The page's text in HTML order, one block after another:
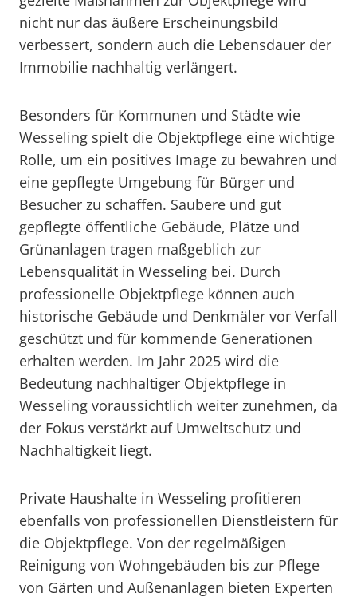
nicht nur das äußere Erscheinungsbild
verbessert, sondern auch die Lebensdauer der
Immobilie nachhaltig verlängert.
Besonders für Kommunen und Städte wie
Wesseling spielt die Objektpflege eine wichtige
Rolle, um ein positives Image zu bewahren und
eine gepflegte Umgebung für Bürger und
Besucher zu schaffen. Saubere und gut
gepflegte öffentliche Gebäude, Plätze und
Grünanlagen tragen maßgeblich zur
Lebensqualität in Wesseling bei. Durch
professionelle Objektpflege können auch
historische Gebäude und Denkmäler vor Verfall
geschützt und für kommende Generationen
erhalten werden. Im Jahr 2025 wird die
Bedeutung nachhaltiger Objektpflege in
Wesseling voraussichtlich weiter zunehmen, da
der Fokus verstärkt auf Umweltschutz und
Nachhaltigkeit liegt.
Private Haushalte in Wesseling profitieren
ebenfalls von professionellen Dienstleistern für
die Objektpflege. Von der regelmäßigen
Reinigung von Wohngebäuden bis zur Pflege
von Gärten und Außenanlagen bieten Experten